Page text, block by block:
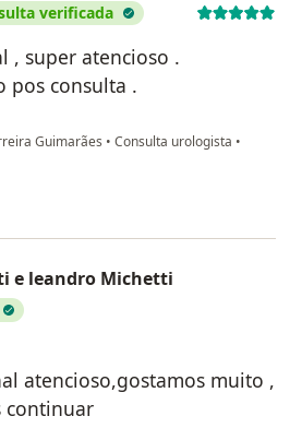
verificada
, super atencioso .
pos consulta .
Guimarães • Consulta urologista •
e leandro Michetti
atencioso,gostamos muito ,
continuar